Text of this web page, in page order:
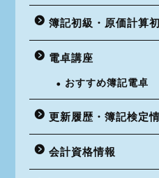
簿記初級・原価計算
電卓講座
おすすめ簿記電卓
更新履歴・簿記検定
会計資格情報